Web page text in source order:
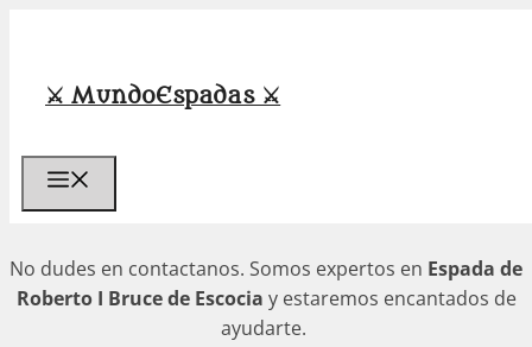
contenido
⚔️ MundoEspadas ⚔️
No dudes en contactanos. Somos expertos en Espada de
Roberto I Bruce de Escocia y estaremos encantados de
ayudarte.